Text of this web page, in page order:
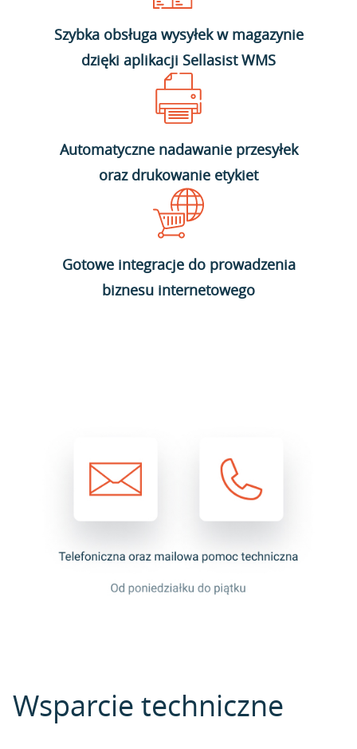
Szybka obsługa wysyłek w magazynie
dzięki aplikacji Sellasist WMS
Automatyczne nadawanie przesyłek
oraz drukowanie etykiet
Gotowe integracje do prowadzenia
biznesu internetowego
Wsparcie techniczne